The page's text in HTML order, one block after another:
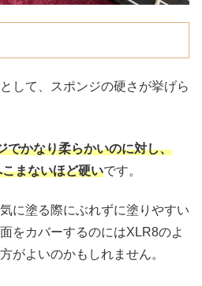
して、スポンジの硬さが挙げら
でかなり柔らかいのに対し、
まないほど硬いです。
に塗る際にぶれずに塗りやすい
をカバーするのにはXLR8のよ
がよいのかもしれません。